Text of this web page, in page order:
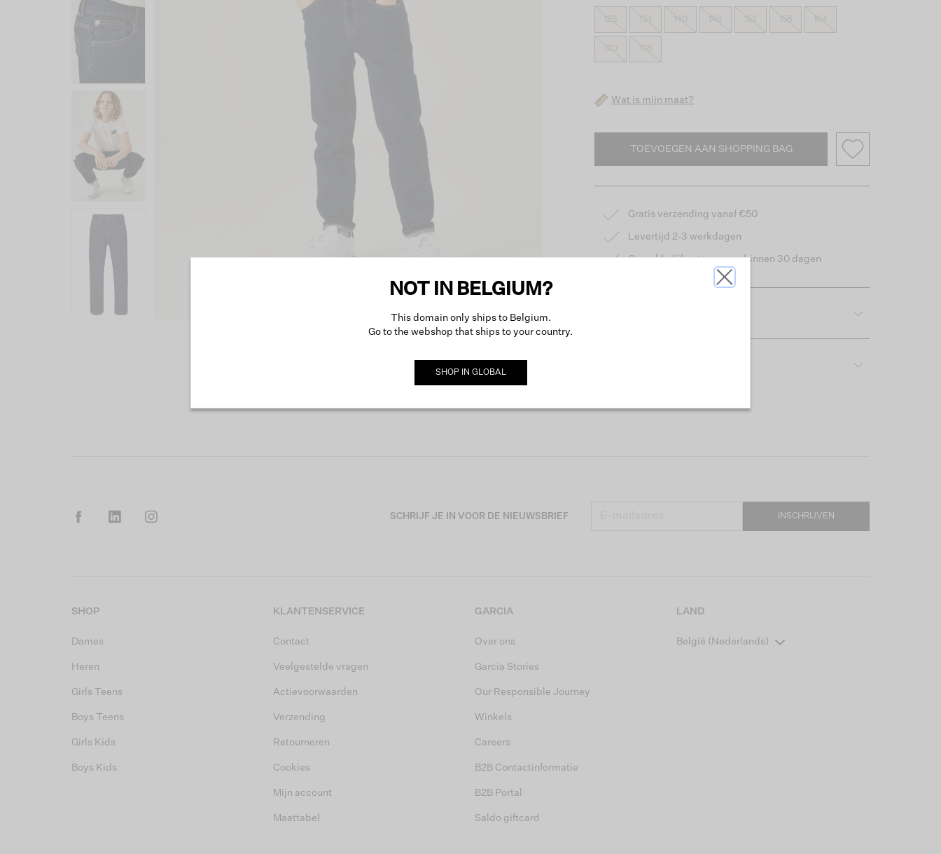
140 146 164
Wat is mijn maat?
TOEVOEGEN AAN SHOPPING BAG
Gratis verzending vanaf €50
Levertijd 2-3 werkdagen
Gemakkelijk retourneren binnen 30 dagen
SCHRIJF JE IN VOOR DE NIEUWSBRIEF INSCHRIJVEN
SHOP
Dames
Heren
Girls Teens
Boys Teens
Girls Kids
Boys Kids
KLANTENSERVICE
Contact
Veelgestelde vragen
Actievoorwaarden
Verzending
Retourneren
Cookies
Mijn account
Maattabel
GARCIA
Over ons
Garcia Stories
Our Responsible Journey
Winkels
Careers
B2B Contactinformatie
B2B Portal
Saldo giftcard
LAND
België (Nederlands)
NOT IN BELGIUM?
This domain only ships to Belgium.
Go to the webshop that ships to your country.
SHOP IN GLOBAL